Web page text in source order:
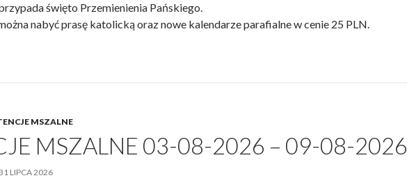
święto Przemienienia Pańskiego.
nabyć prasę katolicką oraz nowe kalendarze parafialne w cenie 25 PLN.
MSZALNE
MSZALNE 03-08-2026 – 09-08-2026
LIPCA 2026